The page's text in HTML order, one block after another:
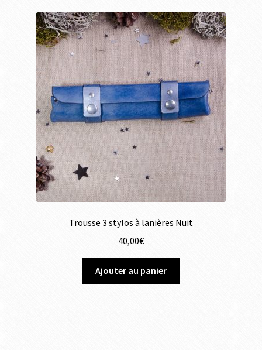
Trousse 3 stylos à lanières Nuit
40,00€
Ajouter au panier